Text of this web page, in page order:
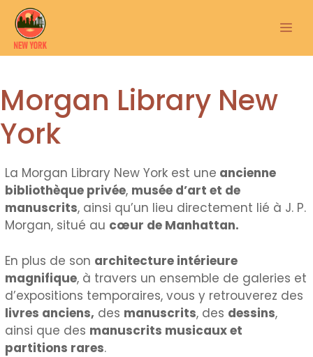
Aller
au
contenu
Morgan Library New
York
La Morgan Library New York est une ancienne
bibliothèque privée, musée d’art et de
manuscrits, ainsi qu’un lieu directement lié à J. P.
Morgan, situé au cœur de Manhattan.
En plus de son architecture intérieure
magnifique, à travers un ensemble de galeries et
d’expositions temporaires, vous y retrouverez des
livres anciens, des manuscrits, des dessins,
ainsi que des manuscrits musicaux et
partitions rares.